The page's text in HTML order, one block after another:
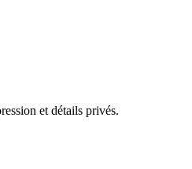
et détails privés.